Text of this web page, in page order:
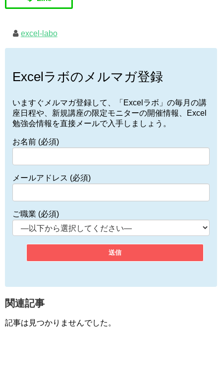
excel-labo
Excelラボのメルマガ登録
いますぐメルマガ登録して、「Excelラボ」の毎月の講
座日程や、新規講座の限定モニターの開催情報、Excel
勉強会情報を直接メールで入手しましょう。
お名前 (必須)
メールアドレス (必須)
ご職業 (必須)
関連記事
記事は見つかりませんでした。